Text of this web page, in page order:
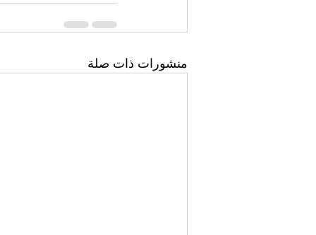
منشورات ذات صلة